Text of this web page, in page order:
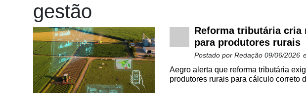
gestão
Reforma tributária cria
para produtores rurais
Postado por Redação 09/06/2026
Aegro alerta que reforma tributária
produtores rurais para cálculo correto